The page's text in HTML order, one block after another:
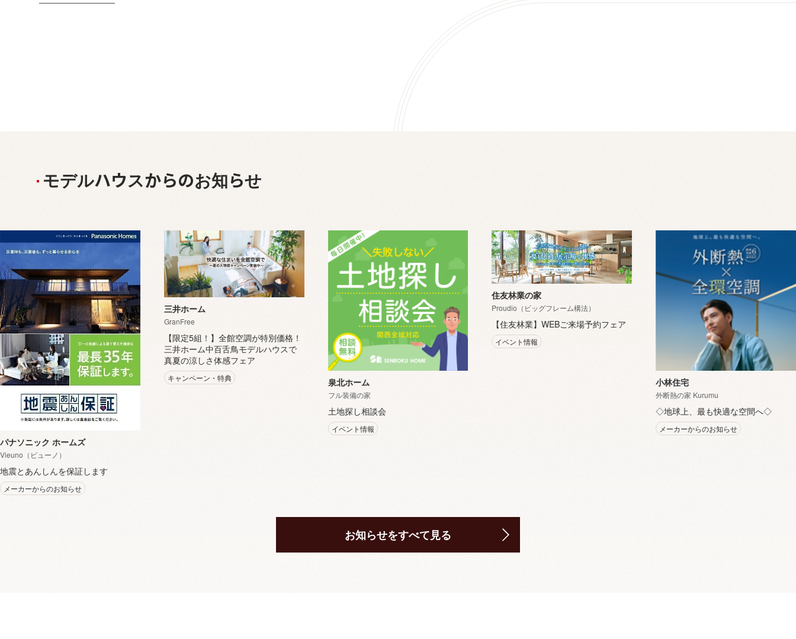
モデルハウスからのお知らせ
パナソニック ホームズ
Vieuno（ビューノ）
地震とあんしんを保証します
メーカーからのお知らせ
三井ホーム
GranFree
【限定5組！】全館空調が特別価格！
三井ホーム中百舌鳥モデルハウスで
真夏の涼しさ体感フェア
キャンペーン・特典 泉北ホーム
フル装備の家
土地探し相談会
イベント情報
住友林業の家
Proudio（ビッグフレーム構法）
【住友林業】WEBご来場予約フェア
イベント情報
小林住宅
外断熱の家 Kurumu
◇地球上、最も快適な空間へ◇
メーカーからのお知らせ
お知らせをすべて見る